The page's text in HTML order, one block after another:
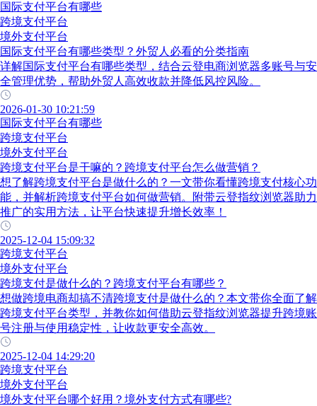
国际支付平台有哪些
跨境支付平台
境外支付平台
国际支付平台有哪些类型？外贸人必看的分类指南
详解国际支付平台有哪些类型，结合云登电商浏览器多账号与安
全管理优势，帮助外贸人高效收款并降低风控风险。
2026-01-30 10:21:59
国际支付平台有哪些
跨境支付平台
境外支付平台
跨境支付平台是干嘛的？跨境支付平台怎么做营销？
想了解跨境支付平台是做什么的？一文带你看懂跨境支付核心功
能，并解析跨境支付平台如何做营销。附带云登指纹浏览器助力
推广的实用方法，让平台快速提升增长效率！
2025-12-04 15:09:32
跨境支付平台
境外支付平台
跨境支付是做什么的？跨境支付平台有哪些？
想做跨境电商却搞不清跨境支付是做什么的？本文带你全面了解
跨境支付平台类型，并教你如何借助云登指纹浏览器提升跨境账
号注册与使用稳定性，让收款更安全高效。
2025-12-04 14:29:20
跨境支付平台
境外支付平台
境外支付平台哪个好用？境外支付方式有哪些?